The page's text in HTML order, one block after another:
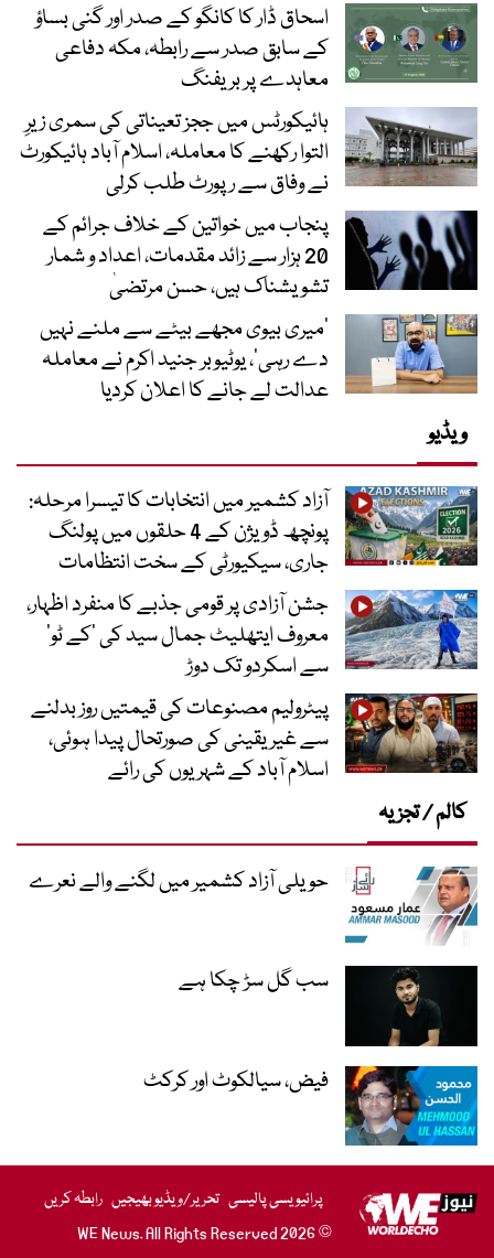
اسحاق ڈار کا کانگو کے صدر اور گنی بساؤ
کے سابق صدر سے رابطہ، مکہ دفاعی
معاہدے پر بریفنگ
ہائیکورٹس میں ججز تعیناتی کی سمری زیرِ
التوا رکھنے کا معاملہ، اسلام آباد ہائیکورٹ
نے وفاق سے رپورٹ طلب کرلی
پنجاب میں خواتین کے خلاف جرائم کے
20 ہزار سے زائد مقدمات، اعداد و شمار
تشویشناک ہیں، حسن مرتضیٰ
’میری بیوی مجھے بیٹے سے ملنے نہیں
دے رہی‘، یوٹیوبر جنید اکرم نے معاملہ
عدالت لے جانے کا اعلان کردیا
ویڈیو
آزاد کشمیر میں انتخابات کا تیسرا مرحلہ:
پونچھ ڈویژن کے 4 حلقوں میں پولنگ
جاری، سیکیورٹی کے سخت انتظامات
جشن آزادی پر قومی جذبے کا منفرد اظہار،
معروف ایتھلیٹ جمال سید کی ’کے ٹو‘
سے اسکردو تک دوڑ
پیٹرولیم مصنوعات کی قیمتیں روز بدلنے
سے غیر یقینی کی صورتحال پیدا ہوئی،
اسلام آباد کے شہریوں کی رائے
کالم / تجزیہ
حویلی آزاد کشمیر میں لگنے والے نعرے
سب گل سڑ چکا ہے
فیض، سیالکوٹ اور کرکٹ
پرائیویسی پالیسی تحریر/ویڈیو بھیجیں رابطہ کریں
© 2026 WE News. All Rights Reserved